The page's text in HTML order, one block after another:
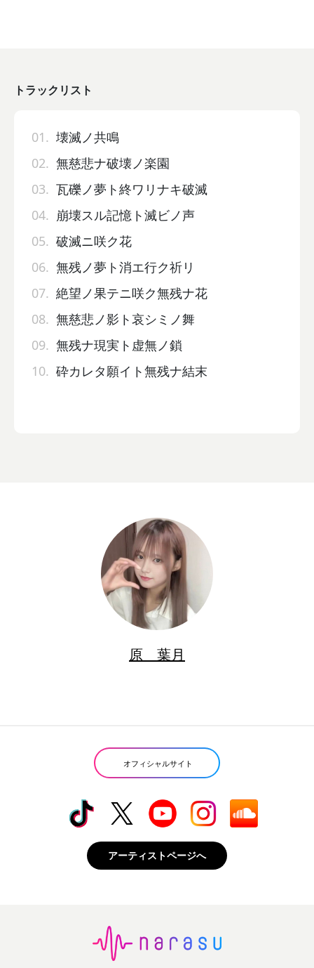
トラックリスト
01. 壊滅ノ共鳴
02. 無慈悲ナ破壊ノ楽園
03. 瓦礫ノ夢ト終ワリナキ破滅
04. 崩壊スル記憶ト滅ビノ声
05. 破滅ニ咲ク花
06. 無残ノ夢ト消エ行ク祈リ
07. 絶望ノ果テニ咲ク無残ナ花
08. 無慈悲ノ影ト哀シミノ舞
09. 無残ナ現実ト虚無ノ鎖
10. 砕カレタ願イト無残ナ結末
原 葉月
オフィシャルサイト
アーティストページへ